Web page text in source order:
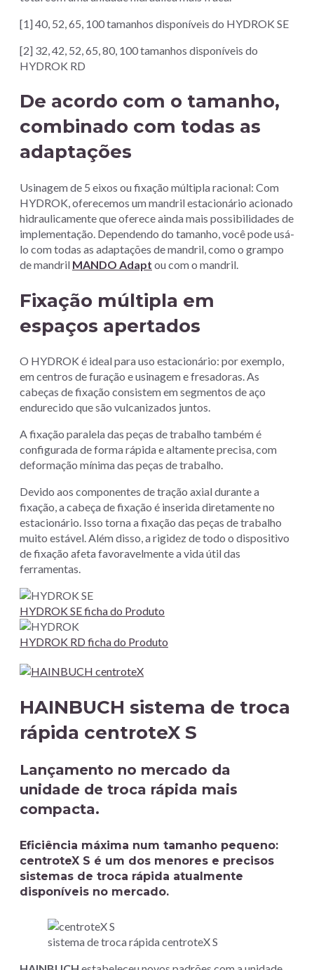
[1] 40, 52, 65, 100 tamanhos disponíveis do HYDROK SE
[2] 32, 42, 52, 65, 80, 100 tamanhos disponíveis do
HYDROK RD
De acordo com o tamanho,
combinado com todas as
adaptações
Usinagem de 5 eixos ou fixação múltipla racional: Com
HYDROK, oferecemos um mandril estacionário acionado
hidraulicamente que oferece ainda mais possibilidades de
implementação. Dependendo do tamanho, você pode usá-
lo com todas as adaptações de mandril, como o grampo
de mandril MANDO Adapt ou com o mandril.
Fixação múltipla em
espaços apertados
O HYDROK é ideal para uso estacionário: por exemplo,
em centros de furação e usinagem e fresadoras. As
cabeças de fixação consistem em segmentos de aço
endurecido que são vulcanizados juntos.
A fixação paralela das peças de trabalho também é
configurada de forma rápida e altamente precisa, com
deformação mínima das peças de trabalho.
Devido aos componentes de tração axial durante a
fixação, a cabeça de fixação é inserida diretamente no
estacionário. Isso torna a fixação das peças de trabalho
muito estável. Além disso, a rigidez de todo o dispositivo
de fixação afeta favoravelmente a vida útil das
ferramentas.
HYDROK SE ficha do Produto
HYDROK RD ficha do Produto
HAINBUCH sistema de troca
rápida centroteX S
Lançamento no mercado da
unidade de troca rápida mais
compacta.
Eficiência máxima num tamanho pequeno:
centroteX S é um dos menores e precisos
sistemas de troca rápida atualmente
disponíveis no mercado.
sistema de troca rápida centroteX S